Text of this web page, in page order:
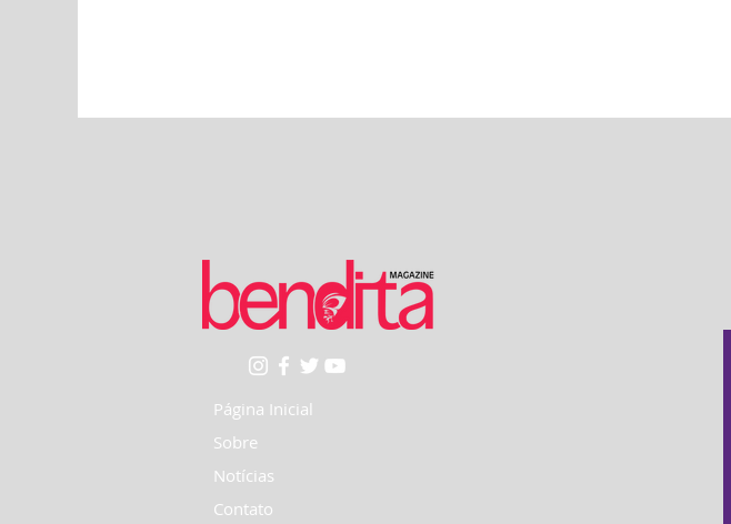
Página Inicial
Sobre
Notícias
Contato